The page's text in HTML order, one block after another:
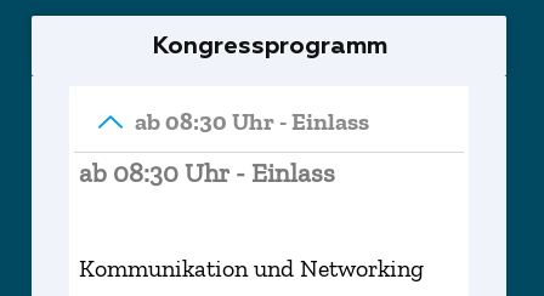
Kongressprogramm
ab 08:30 Uhr - Einlass
ab 08:30 Uhr - Einlass
Kommunikation und Networking